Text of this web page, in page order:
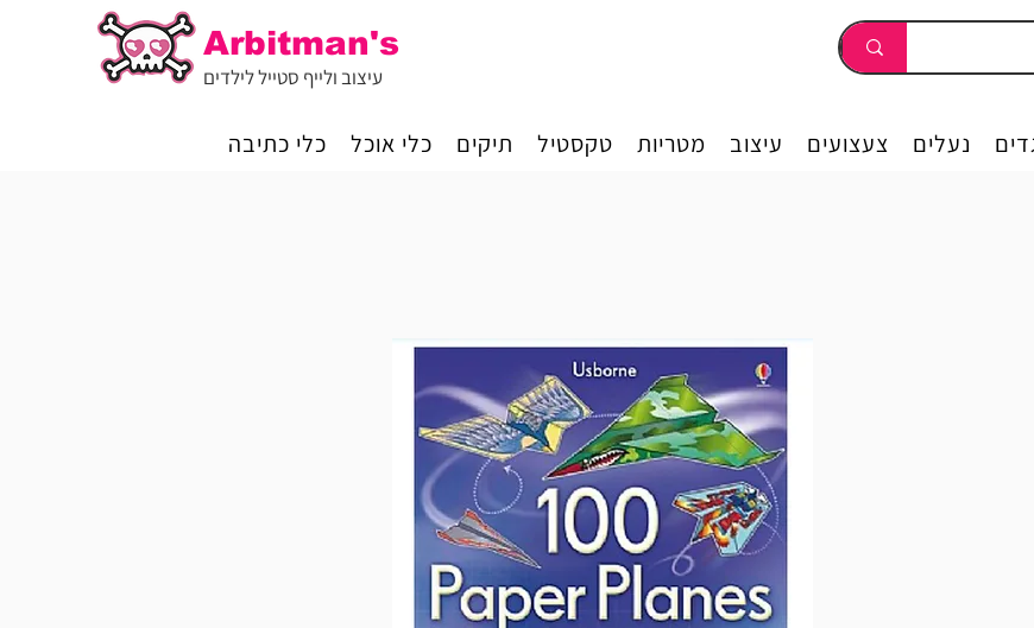
Arbitman's
עיצוב ולייף סטייל לילדים
נעלים צעצועים עיצוב מטריות טקסטיל תיקים כלי אוכל כלי כתיבה